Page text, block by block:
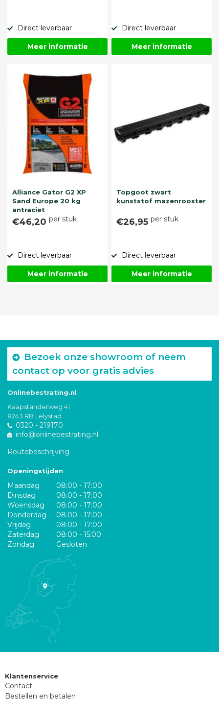
Direct leverbaar
Meer informatie
Direct leverbaar
Meer informatie
Alliance Gator G2 XP
Sand Europe 20 kg
antraciet
€46,20 per stuk
Direct leverbaar
Meer informatie
Topgoot zwart
kunststof mazenrooster
€26,95 per stuk
Direct leverbaar
Meer informatie
Bezoek onze showroom of neem
contact op voor gratis advies
Onlinebestrating.nl
Kaapstanderweg 41
8243 RB Lelystad
0320 - 219170
info@onlinebestrating.nl
Routebeschrijving
Openingstijden
Maandag
08:00 - 17:00
Dinsdag
08:00 - 17:00
Woensdag
08:00 - 17:00
Donderdag
08:00 - 17:00
Vrijdag
08:00 - 17:00
Zaterdag
08:00 - 15:00
Zondag
Gesloten
Klantenservice
Contact
Bestellen en betalen